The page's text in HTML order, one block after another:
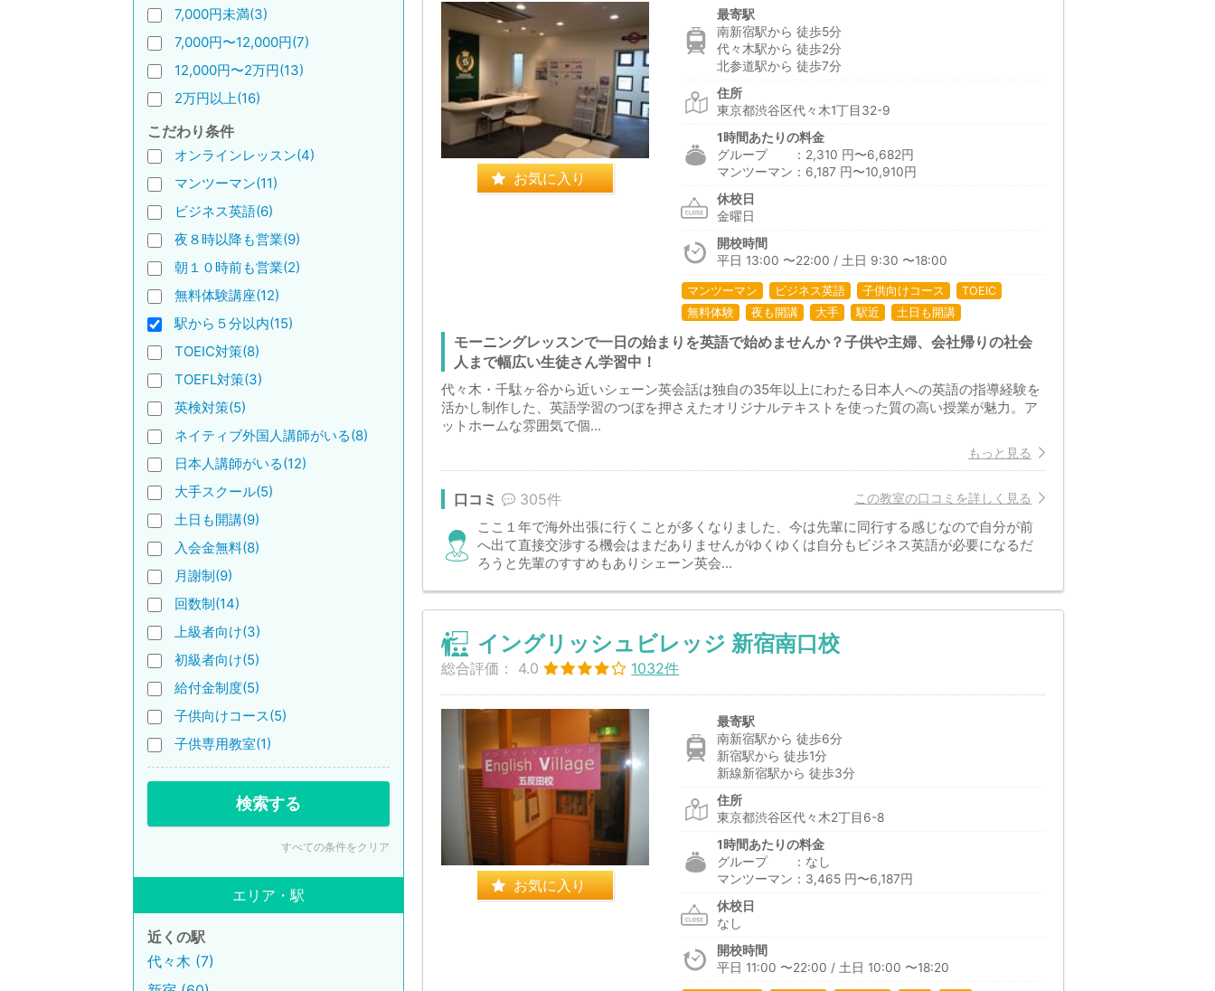
7,000円未満(3)
7,000円〜12,000円(7)
12,000円〜2万円(13)
2万円以上(16)
こだわり条件
オンラインレッスン(4)
マンツーマン(11)
ビジネス英語(6)
夜８時以降も営業(9)
朝１０時前も営業(2)
無料体験講座(12)
駅から５分以内(15)
TOEIC対策(8)
TOEFL対策(3)
英検対策(5)
ネイティブ外国人講師がいる(8)
日本人講師がいる(12)
大手スクール(5)
土日も開講(9)
入会金無料(8)
月謝制(9)
回数制(14)
上級者向け(3)
初級者向け(5)
給付金制度(5)
子供向けコース(5)
子供専用教室(1)
検索する
すべての条件をクリア
エリア・駅
近くの駅
代々木 (7)
お気に入り
最寄駅
南新宿駅から 徒歩5分
代々木駅から 徒歩2分
北参道駅から 徒歩7分
住所
東京都渋谷区代々木1丁目32-9
1時間あたりの料金
グループ ：2,310 円〜6,682円
マンツーマン：6,187 円〜10,910円
休校日
金曜日
開校時間
平日 13:00 〜22:00 / 土日 9:30 〜18:00
マンツーマン ビジネス英語 子供向けコース
TOEIC
無料体験
夜も開講 大手 駅近 土日も開講
モーニングレッスンで一日の始まりを英語で始めませんか？子供や主婦、会社帰りの社会
人まで幅広い生徒さん学習中！
代々木・千駄ヶ谷から近いシェーン英会話は独自の35年以上にわたる日本人への英語の指導経験を
活かし制作した、英語学習のつぼを押さえたオリジナルテキストを使った質の高い授業が魅力。ア
ットホームな雰囲気で個...
もっと見る
この教室の口コミを詳しく見る
口コミ 305件
ここ１年で海外出張に行くことが多くなりました、今は先輩に同行する感じなので自分が前
へ出て直接交渉する機会はまだありませんがゆくゆくは自分もビジネス英語が必要になるだ
ろうと先輩のすすめもありシェーン英会...
イングリッシュビレッジ 新宿南口校
総合評価： 4.0 1032件
お気に入り
最寄駅
南新宿駅から 徒歩6分
新宿駅から 徒歩1分
新線新宿駅から 徒歩3分
住所
東京都渋谷区代々木2丁目6-8
1時間あたりの料金
グループ ：なし
マンツーマン：3,465 円〜6,187円
休校日
なし
開校時間
平日 11:00 〜22:00 / 土日 10:00 〜18:20